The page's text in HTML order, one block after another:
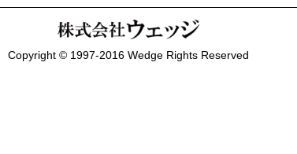
Copyright © 1997-2016 Wedge Rights Reserved